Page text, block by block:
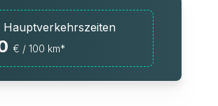
€ / 100 km*